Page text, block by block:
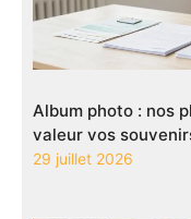
Album photo : nos
valeur vos
29 juillet 2026